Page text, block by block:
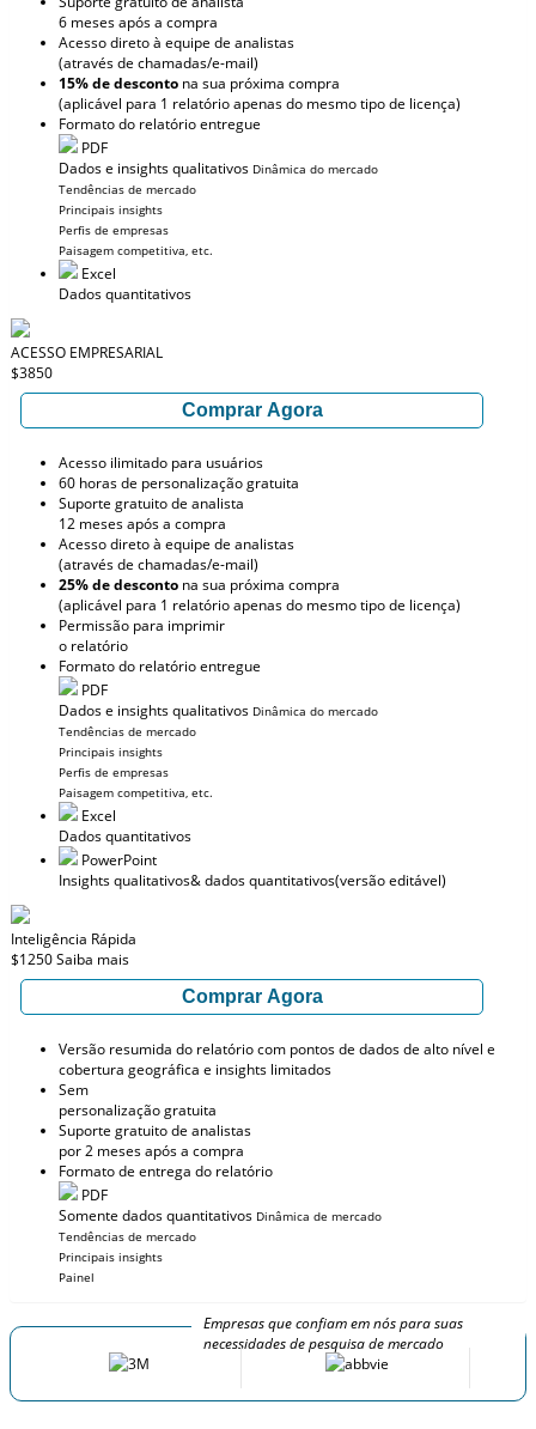
6 meses após a compra
Acesso direto à equipe de analistas
(através de chamadas/e-mail)
15% de desconto na sua próxima compra
(aplicável para 1 relatório apenas do mesmo tipo de licença)
Formato do relatório entregue
PDF
Dados e insights qualitativos Dinâmica do mercado
Tendências de mercado
Principais insights
Perfis de empresas
Paisagem competitiva, etc.
Excel
Dados quantitativos
ACESSO EMPRESARIAL
$3850
Comprar Agora
Acesso ilimitado para usuários
60 horas de personalização gratuita
Suporte gratuito de analista
12 meses após a compra
Acesso direto à equipe de analistas
(através de chamadas/e-mail)
25% de desconto na sua próxima compra
(aplicável para 1 relatório apenas do mesmo tipo de licença)
Permissão para imprimir
o relatório
Formato do relatório entregue
PDF
Dados e insights qualitativos Dinâmica do mercado
Tendências de mercado
Principais insights
Perfis de empresas
Paisagem competitiva, etc.
Excel
Dados quantitativos
PowerPoint
Insights qualitativos& dados quantitativos(versão editável)
Inteligência Rápida
$1250Saiba mais
Comprar Agora
Versão resumida do relatório com pontos de dados de alto nível e
cobertura geográfica e insights limitados
Sem
personalização gratuita
Suporte gratuito de analistas
por 2 meses após a compra
Formato de entrega do relatório
PDF
Somente dados quantitativos Dinâmica de mercado
Tendências de mercado
Principais insights
Painel
Empresas que confiam em nós para suas
necessidades de pesquisa de mercado